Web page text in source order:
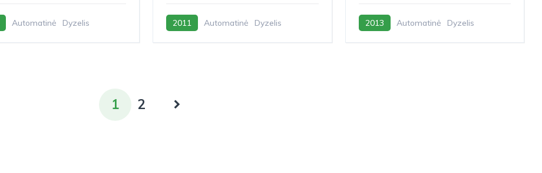
Automatinė Dyzelis 2011 Automatinė Dyzelis 2013 Automatinė Dyzelis
1 2